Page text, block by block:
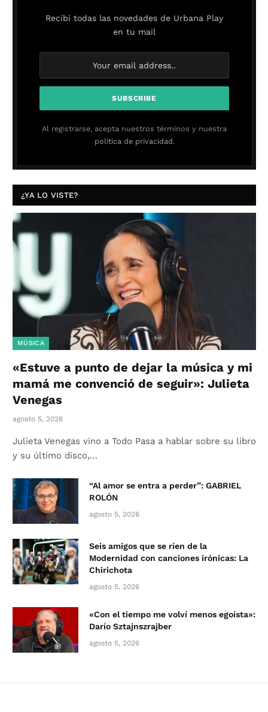
Recibí todas las novedades de Urbana Play
en tu mail
Al registrarse, acepta nuestros términos y nuestra
política de privacidad.
¿YA LO VISTE?
MÚSICA
«Estuve a punto de dejar la música y mi
mamá me convenció de seguir»: Julieta
Venegas
agosto 5, 2026
Julieta Venegas vino a Todo Pasa a hablar sobre su libro
y su último disco,…
“Al amor se entra a perder”: GABRIEL
ROLÓN
agosto 5, 2026
Seis amigos que se ríen de la
Modernidad con canciones irónicas: La
Chirichota
agosto 5, 2026
«Con el tiempo me volví menos egoísta»:
Darío Sztajnszrajber
agosto 5, 2026